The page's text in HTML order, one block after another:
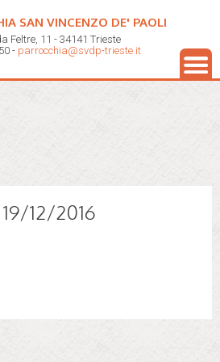
SAN VINCENZO DE' PAOLI
Feltre, 11 - 34141 Trieste
- parrocchia@svdp-trieste.it
12/2016